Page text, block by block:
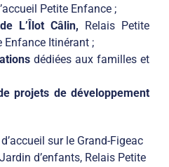
Petite Enfance ;
L’Îlot Câlin, Relais Petite
Enfance Itinérant ;
dédiées aux familles et
projets de développement
sur le Grand-Figeac
d’enfants, Relais Petite